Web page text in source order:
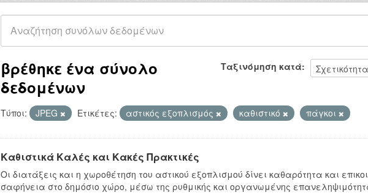
Ταξινόμηση κατά
βρέθηκε ένα σύνολο
δεδομένων
Τύποι: JPEG Ετικέτες: αστικός εξοπλισμός καθιστικό πάγκοι
Καθιστικά Καλές και Κακές Πρακτικές
Οι διατάξεις και η χωροθέτηση του αστικού εξοπλισμού δίνει καθαρότητα και
σαφήνεια στο δημόσιο χώρο, μέσω της ρυθμικής και οργανωμένης